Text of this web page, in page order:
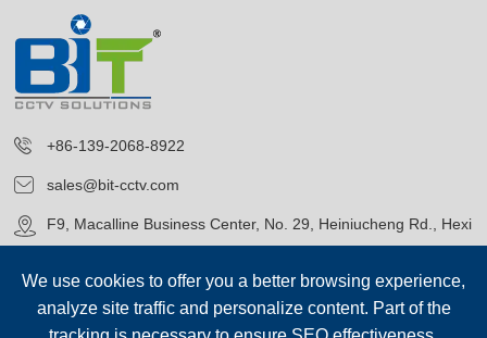
+86-139-2068-8922
sales@bit-cctv.com
F9, Macalline Business Center, No. 29, Heiniucheng Rd., Hexi
District, Tianjin, China
We use cookies to offer you a better browsing experience,
analyze site traffic and personalize content. Part of the